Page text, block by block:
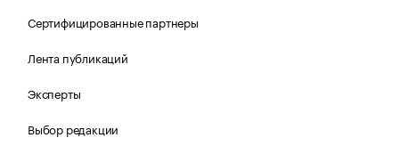
Сертифицированные партнеры
Лента публикаций
Эксперты
Выбор редакции